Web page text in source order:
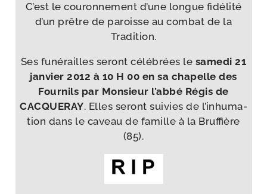
C’est le cou­ron­ne­ment d’une longue fidé­li­té
d’un prêtre de paroisse au com­bat de la
Tradition.
Ses funé­railles seront célé­brées le same­di 21
jan­vier 2012 à 10 H 00 en sa cha­pelle des
Fournils par Monsieur l’ab­bé Régis de
CACQUERAY. Elles seront sui­vies de l’in­hu­ma­
tion dans le caveau de famille à la Bruffière
(85).